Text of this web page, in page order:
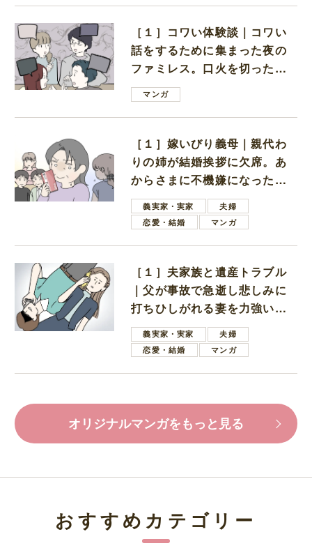
［１］コワい体験談｜コワい
話をするために集まった夜の
ファミレス。口火を切ったの
は電車好きの男の子ママ
マンガ
［１］嫁いびり義母｜親代わ
りの姉が結婚挨拶に欠席。あ
からさまに不機嫌になった義
母義実家・実家
夫婦
恋愛・結婚
マンガ
［１］夫家族と遺産トラブル
｜父が事故で急逝し悲しみに
打ちひしがれる妻を力強い言
葉で励ます夫
義実家・実家
夫婦
恋愛・結婚
マンガ
オリジナルマンガをもっと見る
おすすめカテゴリー